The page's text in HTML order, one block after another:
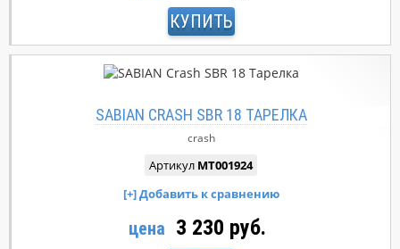
КУПИТЬ
SABIAN CRASH SBR 18 ТАРЕЛКА
crash
Артикул MT001924
цена 3 230 руб.